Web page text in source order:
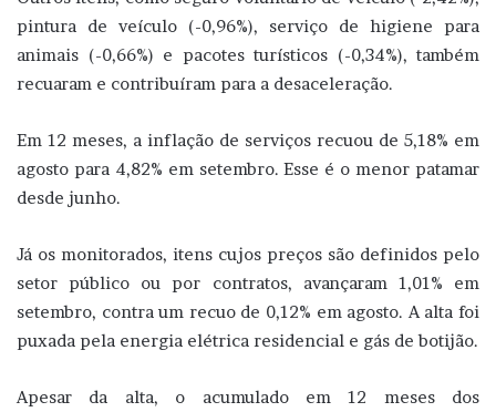
pintura de veículo (-0,96%), serviço de higiene para
animais (-0,66%) e pacotes turísticos (-0,34%), também
recuaram e contribuíram para a desaceleração.
Em 12 meses, a inflação de serviços recuou de 5,18% em
agosto para 4,82% em setembro. Esse é o menor patamar
desde junho.
Já os monitorados, itens cujos preços são definidos pelo
setor público ou por contratos, avançaram 1,01% em
setembro, contra um recuo de 0,12% em agosto. A alta foi
puxada pela energia elétrica residencial e gás de botijão.
Apesar da alta, o acumulado em 12 meses dos